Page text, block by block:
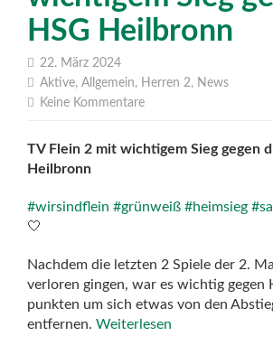
HSG Heilbronn
22. März 2024
Aktive, Allgemein, Herren 2, News
Keine Kommentare
TV Flein 2 mit wichtigem Sieg gegen
Heilbronn
#wirsindflein #grünweiß #heimsieg
🤍
Nachdem die letzten 2 Spiele der 2.
verloren gingen, war es wichtig gegen
punkten um sich etwas von den
entfernen. Weiterlesen